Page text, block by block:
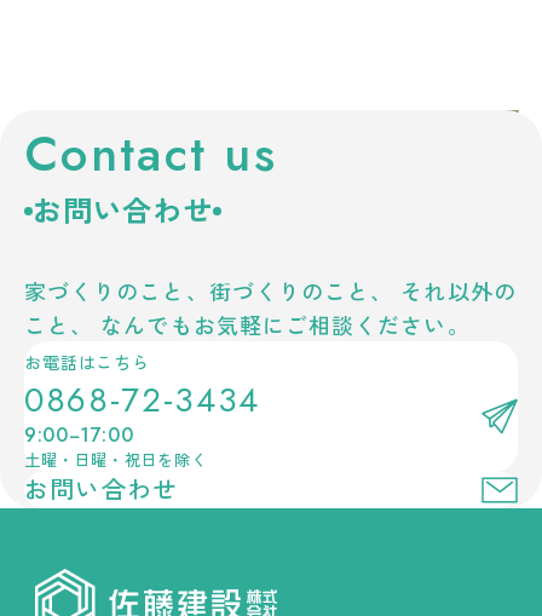
Contact us
お問い合わせ
家づくりのこと、街づくりのこと、
それ以外の
こと、
なんでもお気軽にご相談ください。
お電話はこちら
0868-72-3434
9:00−17:00
土曜・日曜・祝日を除く
お問い合わせ